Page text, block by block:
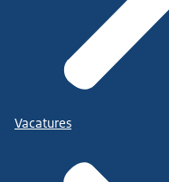
Vacatures